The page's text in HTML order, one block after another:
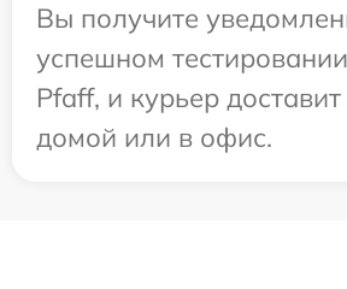
Вы получите
успешном
Pfaff, и курьер
домой или в офис.